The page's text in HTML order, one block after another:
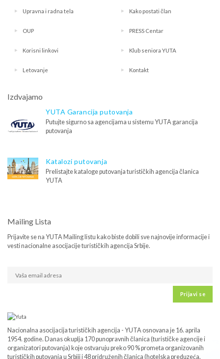
Upravna i radna tela Kako postati član
OUP PRESS Centar
Korisni linkovi Klub seniora YUTA
Letovanje Kontakt
Izdvajamo
YUTA Garancija putovanja
Putujte sigurno sa agencijama u sistemu YUTA garancija
putovanja
Katalozi putovanja
Prelistajte kataloge putovanja turističkih agencija članica
YUTA
Mailing Lista
Prijavite se na YUTA Mailing listu kako biste dobili sve najnovije informacije i
vesti nacionalne asocijacije turističkih agencija Srbije.
Prijavi se
Nacionalna asocijacija turističkih agencija - YUTA osnovana je 16. aprila
1954. godine. Danas okuplja 170 punopravnih članica (turističke agencije i
organizatori putovanja) koje ostvaruju preko 90 % prometa organizovanih
turističkih putovanja u Srbiji i 48 pridruženih članica (hotelska preduzeća,